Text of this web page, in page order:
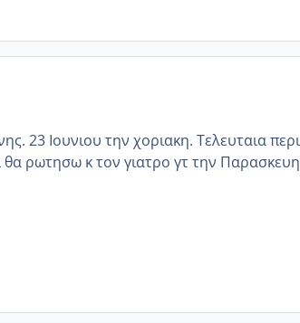
23 Ιουνιου την χοριακη. Τελευταια
θα ρωτησω κ τον γιατρο γτ την Παρασκευη